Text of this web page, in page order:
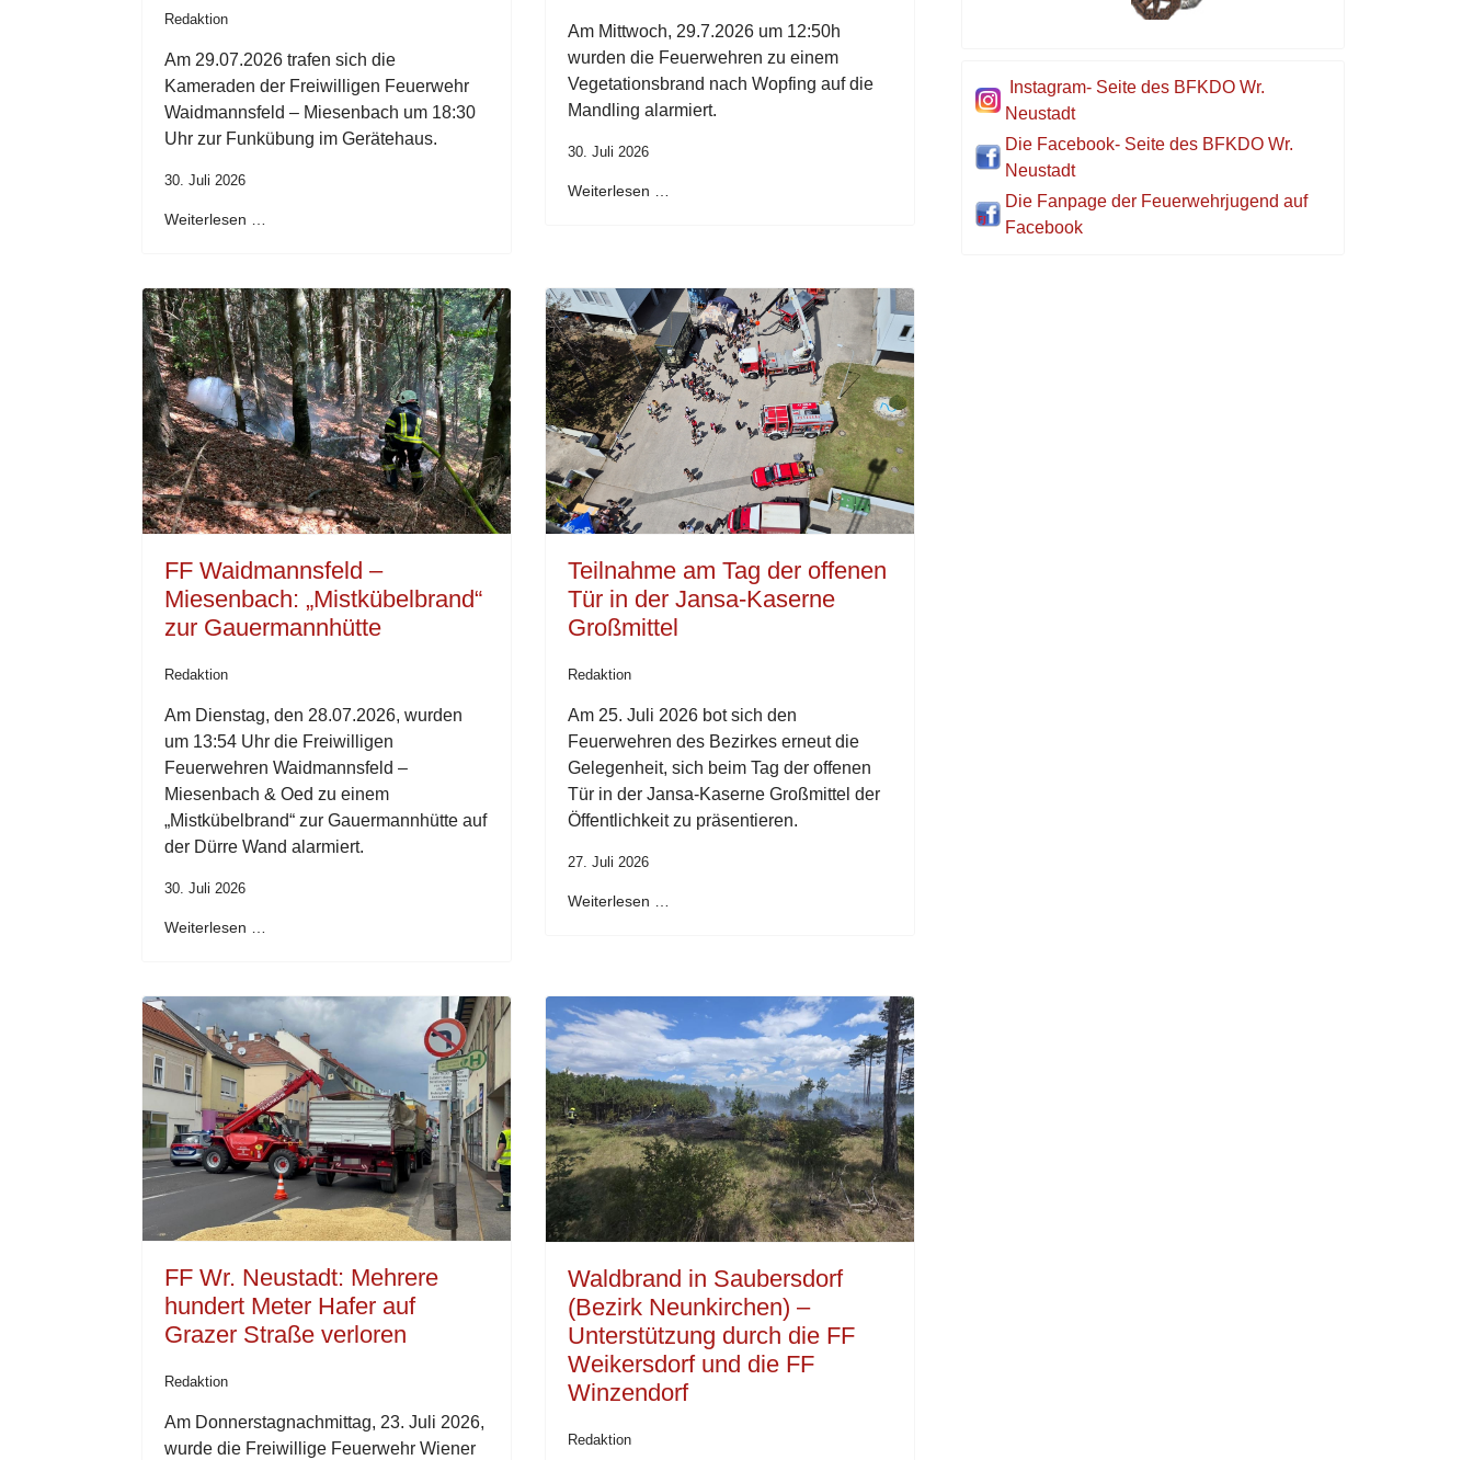
Redaktion
Am 29.07.2026 trafen sich die
Kameraden der Freiwilligen Feuerwehr
Waidmannsfeld – Miesenbach um 18:30
Uhr zur Funkübung im Gerätehaus.
30. Juli 2026
Weiterlesen …
Am Mittwoch, 29.7.2026 um 12:50h
wurden die Feuerwehren zu einem
Vegetationsbrand nach Wopfing auf die
Mandling alarmiert.
30. Juli 2026
Weiterlesen …
FF Waidmannsfeld –
Miesenbach: „Mistkübelbrand“
zur Gauermannhütte
Redaktion
Am Dienstag, den 28.07.2026, wurden
um 13:54 Uhr die Freiwilligen
Feuerwehren Waidmannsfeld –
Miesenbach & Oed zu einem
„Mistkübelbrand“ zur Gauermannhütte auf
der Dürre Wand alarmiert.
30. Juli 2026
Weiterlesen …
Teilnahme am Tag der offenen
Tür in der Jansa-Kaserne
Großmittel
Redaktion
Am 25. Juli 2026 bot sich den
Feuerwehren des Bezirkes erneut die
Gelegenheit, sich beim Tag der offenen
Tür in der Jansa-Kaserne Großmittel der
Öffentlichkeit zu präsentieren.
27. Juli 2026
Weiterlesen …
FF Wr. Neustadt: Mehrere
hundert Meter Hafer auf
Grazer Straße verloren
Redaktion
Am Donnerstagnachmittag, 23. Juli 2026,
wurde die Freiwillige Feuerwehr Wiener
Waldbrand in Saubersdorf
(Bezirk Neunkirchen) –
Unterstützung durch die FF
Weikersdorf und die FF
Winzendorf
Redaktion
Instagram- Seite des BFKDO Wr.
Neustadt
Die Facebook- Seite des BFKDO Wr.
Neustadt
Die Fanpage der Feuerwehrjugend auf
Facebook